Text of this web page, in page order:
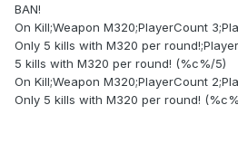
BAN!
On Kill;Weapon M320;PlayerCount
Only 5 kills with M320 per
5 kills with M320 per round! (%c%/5)
On Kill;Weapon M320;PlayerCount
Only 5 kills with M320 per round!